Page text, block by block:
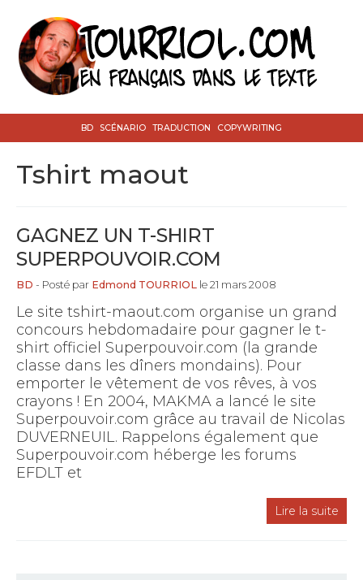
BD SCÉNARIO TRADUCTION COPYWRITING
tshirt maout
GAGNEZ UN T-SHIRT
SUPERPOUVOIR.COM
BD - Posté par Edmond TOURRIOL le 21 mars 2008
Le site tshirt-maout.com organise un grand
concours hebdomadaire pour gagner le t-
shirt officiel Superpouvoir.com (la grande
classe dans les dîners mondains). Pour
emporter le vêtement de vos rêves, à vos
crayons ! En 2004, MAKMA a lancé le site
Superpouvoir.com grâce au travail de Nicolas
DUVERNEUIL. Rappelons également que
Superpouvoir.com héberge les forums
EFDLT et
Lire la suite